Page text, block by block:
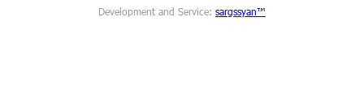
Development and Service: sargssyan™